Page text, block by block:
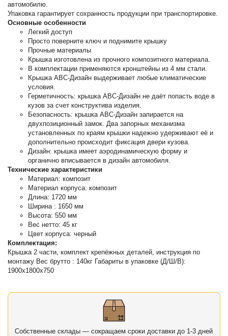
автомобилю.
Упаковка гарантирует сохранность продукции при транспортировке.
Основные особенности
Легкий доступ
Просто поверните ключ и поднимите крышку
Прочные материалы
Крышка изготовлена из прочного композитного материала.
В комплектации применяются кронштейны из 4 мм стали.
Крышка АВС-Дизайн выдерживает любые климатические
условия.
Герметичность: крышка АВС-Дизайн не даёт попасть воде в
кузов за счет конструктива изделия.
Безопасность: крышка АВС-Дизайн запирается на
двухпозиционный замок. Два запорных механизма
установленных по краям крышки надежно удерживают её и
дополнительно происходит фиксация двери кузова.
Дизайн: крышка имеет аэродинамическую форму и
органично вписывается в дизайн автомобиля.
Технические характеристики
Материал: композит
Материал корпуса: композит
Длина: 1720 мм
Ширина : 1650 мм
Высота: 550 мм
Вес нетто: 45 кг
Цвет корпуса: черный
Комплектация:
Крышка 2 части, комплект крепёжных деталей, инструкция по
монтажу Вес брутто : 140кг Габариты в упаковке (Д/Ш/В):
1900х1800х750
Собственные склады — сокращаем сроки доставки до 1-3 дней